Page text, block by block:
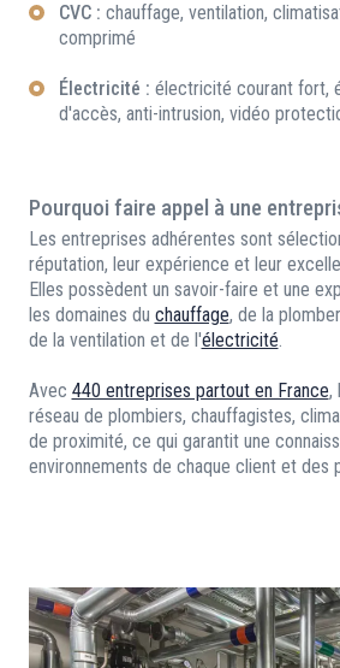
CVC : chauffage, ventilation,
comprimé
Électricité : électricité courant fort,
d'accès, anti-intrusion, vidéo
Pourquoi faire appel à une
Les entreprises adhérentes sont
réputation, leur expérience et leur
Elles possèdent un savoir-faire et une
les domaines du chauffage, de la
de la ventilation et de l'électricité.
Avec 440 entreprises partout en France,
réseau de plombiers, chauffagistes,
de proximité, ce qui garantit une
environnements de chaque client et des